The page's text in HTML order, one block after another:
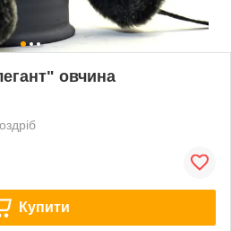
овчина
Купити